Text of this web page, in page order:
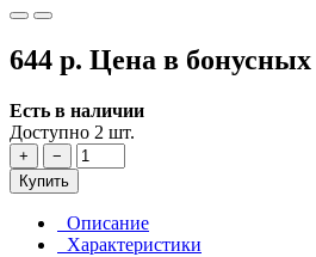
644 р. Цена в бонусных
Есть в наличии
Доступно 2 шт.
+
−
Купить
Описание
Характеристики